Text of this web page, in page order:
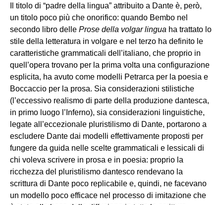
Il titolo di “padre della lingua” attribuito a Dante è, però,
un titolo poco più che onorifico: quando Bembo nel
secondo libro delle Prose della volgar lingua ha trattato lo
stile della letteratura in volgare e nel terzo ha definito le
caratteristiche grammaticali dell’italiano, che proprio in
quell’opera trovano per la prima volta una configurazione
esplicita, ha avuto come modelli Petrarca per la poesia e
Boccaccio per la prosa. Sia considerazioni stilistiche
(l’eccessivo realismo di parte della produzione dantesca,
in primo luogo l’Inferno), sia considerazioni linguistiche,
legate all’eccezionale pluristilismo di Dante, portarono a
escludere Dante dai modelli effettivamente proposti per
fungere da guida nelle scelte grammaticali e lessicali di
chi voleva scrivere in prosa e in poesia: proprio la
ricchezza del pluristilismo dantesco rendevano la
scrittura di Dante poco replicabile e, quindi, ne facevano
un modello poco efficace nel processo di imitazione che